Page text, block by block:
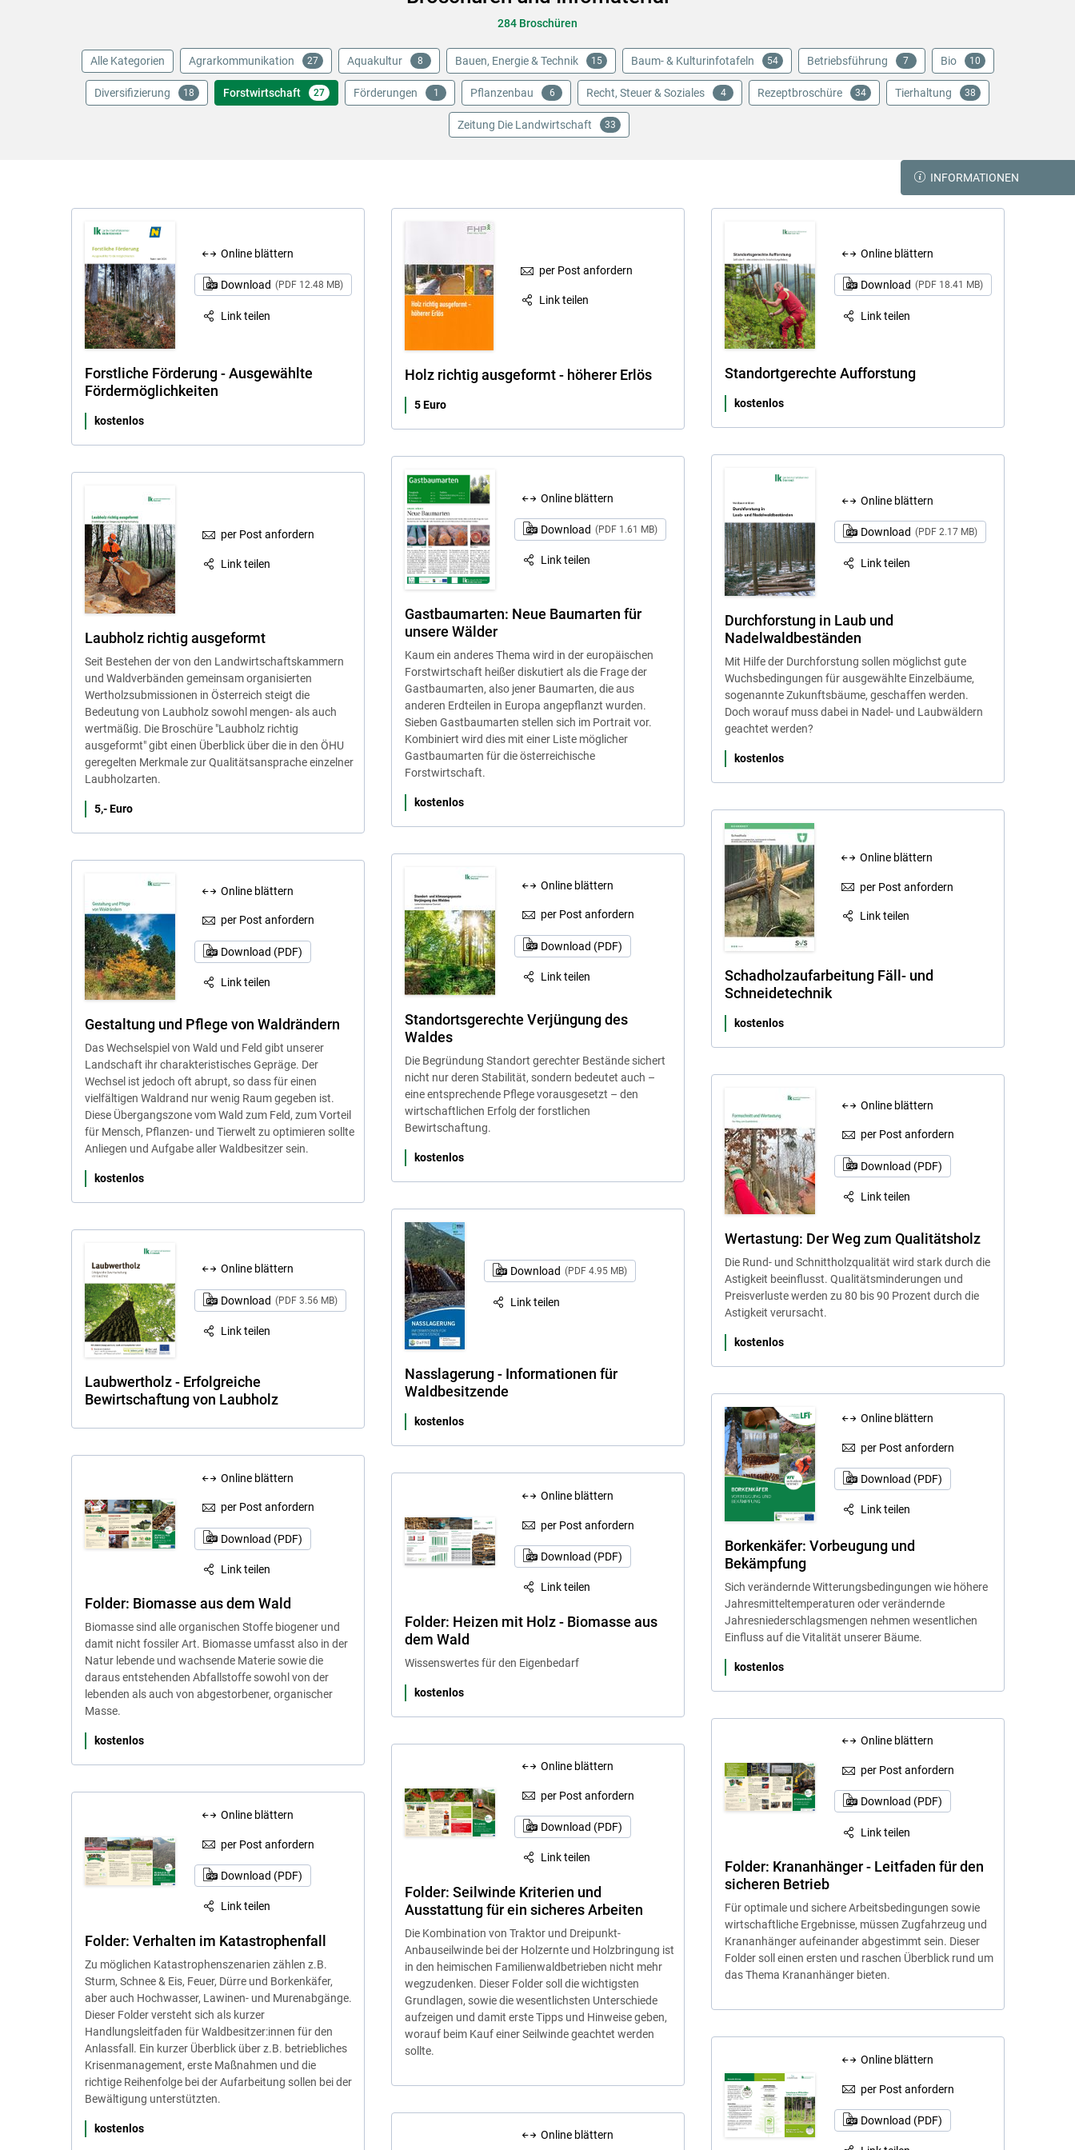
Skip to main content
284 Broschüren
Alle Kategorien Agrarkommunikation 27 Aquakultur 8 Bauen, Energie & Technik 15 Baum- & Kulturinfotafeln 54 Betriebsführung 7 Bio 10
Diversifizierung 18 Forstwirtschaft 27 Förderungen 1 Pflanzenbau 6 Recht, Steuer & Soziales 4 Rezeptbroschüre 34 Tierhaltung 38
Zeitung Die Landwirtschaft 33
INFORMATIONEN
Online blättern
Download (PDF 12.48 MB)
Link teilen
Forstliche Förderung - Ausgewählte
Fördermöglichkeiten
kostenlos
per Post anfordern
Link teilen
Holz richtig ausgeformt - höherer Erlös
5 Euro
Online blättern
Download (PDF 18.41 MB)
Link teilen
Standortgerechte Aufforstung
kostenlos
Online blättern
Download (PDF 2.17 MB)
Link teilen
Durchforstung in Laub und
Nadelwaldbeständen
Mit Hilfe der Durchforstung sollen möglichst gute
Wuchsbedingungen für ausgewählte Einzelbäume,
sogenannte Zukunftsbäume, geschaffen werden.
Doch worauf muss dabei in Nadel- und Laubwäldern
geachtet werden?
kostenlos
Online blättern
Download (PDF 1.61 MB)
Link teilen
Gastbaumarten: Neue Baumarten für
unsere Wälder
Kaum ein anderes Thema wird in der europäischen
Forstwirtschaft heißer diskutiert als die Frage der
Gastbaumarten, also jener Baumarten, die aus
anderen Erdteilen in Europa angepflanzt wurden.
Sieben Gastbaumarten stellen sich im Portrait vor.
Kombiniert wird dies mit einer Liste möglicher
Gastbaumarten für die österreichische
Forstwirtschaft.
kostenlos
per Post anfordern
Link teilen
Laubholz richtig ausgeformt
Seit Bestehen der von den Landwirtschaftskammern
und Waldverbänden gemeinsam organisierten
Wertholzsubmissionen in Österreich steigt die
Bedeutung von Laubholz sowohl mengen- als auch
wertmäßig. Die Broschüre "Laubholz richtig
ausgeformt" gibt einen Überblick über die in den ÖHU
geregelten Merkmale zur Qualitätsansprache einzelner
Laubholzarten.
5,- Euro
Online blättern
per Post anfordern
Link teilen
Schadholzaufarbeitung Fäll- und
Schneidetechnik
kostenlos
Online blättern
per Post anfordern
Download (PDF)
Link teilen
Standortsgerechte Verjüngung des
Waldes
Die Begründung Standort gerechter Bestände sichert
nicht nur deren Stabilität, sondern bedeutet auch –
eine entsprechende Pflege vorausgesetzt – den
wirtschaftlichen Erfolg der forstlichen
Bewirtschaftung.
kostenlos
Online blättern
per Post anfordern
Download (PDF)
Link teilen
Gestaltung und Pflege von Waldrändern
Das Wechselspiel von Wald und Feld gibt unserer
Landschaft ihr charakteristisches Gepräge. Der
Wechsel ist jedoch oft abrupt, so dass für einen
vielfältigen Waldrand nur wenig Raum gegeben ist.
Diese Übergangszone vom Wald zum Feld, zum Vorteil
für Mensch, Pflanzen- und Tierwelt zu optimieren sollte
Anliegen und Aufgabe aller Waldbesitzer sein.
kostenlos
Online blättern
per Post anfordern
Download (PDF)
Link teilen
Wertastung: Der Weg zum Qualitätsholz
Die Rund- und Schnittholzqualität wird stark durch die
Astigkeit beeinflusst. Qualitätsminderungen und
Preisverluste werden zu 80 bis 90 Prozent durch die
Astigkeit verursacht.
kostenlos
Download (PDF 4.95 MB)
Link teilen
Nasslagerung - Informationen für
Waldbesitzende
kostenlos
Online blättern
Download (PDF 3.56 MB)
Link teilen
Laubwertholz - Erfolgreiche
Bewirtschaftung von Laubholz
Online blättern
per Post anfordern
Download (PDF)
Link teilen
Borkenkäfer: Vorbeugung und
Bekämpfung
Sich verändernde Witterungsbedingungen wie höhere
Jahresmitteltemperaturen oder verändernde
Jahresniederschlagsmengen nehmen wesentlichen
Einfluss auf die Vitalität unserer Bäume.
kostenlos
Online blättern
per Post anfordern
Download (PDF)
Link teilen
Folder: Biomasse aus dem Wald
Biomasse sind alle organischen Stoffe biogener und
damit nicht fossiler Art. Biomasse umfasst also in der
Natur lebende und wachsende Materie sowie die
daraus entstehenden Abfallstoffe sowohl von der
lebenden als auch von abgestorbener, organischer
Masse.
kostenlos
Online blättern
per Post anfordern
Download (PDF)
Link teilen
Folder: Heizen mit Holz - Biomasse aus
dem Wald
Wissenswertes für den Eigenbedarf
kostenlos
Online blättern
per Post anfordern
Download (PDF)
Link teilen
Folder: Krananhänger - Leitfaden für den
sicheren Betrieb
Für optimale und sichere Arbeitsbedingungen sowie
wirtschaftliche Ergebnisse, müssen Zugfahrzeug und
Krananhänger aufeinander abgestimmt sein. Dieser
Folder soll einen ersten und raschen Überblick rund um
das Thema Krananhänger bieten.
Online blättern
per Post anfordern
Download (PDF)
Link teilen
Folder: Seilwinde Kriterien und
Ausstattung für ein sicheres Arbeiten
Die Kombination von Traktor und Dreipunkt-
Anbauseilwinde bei der Holzernte und Holzbringung ist
in den heimischen Familienwaldbetrieben nicht mehr
wegzudenken. Dieser Folder soll die wichtigsten
Grundlagen, sowie die wesentlichsten Unterschiede
aufzeigen und damit erste Tipps und Hinweise geben,
worauf beim Kauf einer Seilwinde geachtet werden
sollte.
Online blättern
per Post anfordern
Download (PDF)
Link teilen
Folder: Verhalten im Katastrophenfall
Zu möglichen Katastrophenszenarien zählen z.B.
Sturm, Schnee & Eis, Feuer, Dürre und Borkenkäfer,
aber auch Hochwasser, Lawinen- und Murenabgänge.
Dieser Folder versteht sich als kurzer
Handlungsleitfaden für Waldbesitzer:innen für den
Anlassfall. Ein kurzer Überblick über z.B. betriebliches
Krisenmanagement, erste Maßnahmen und die
richtige Reihenfolge bei der Aufarbeitung sollen bei der
Bewältigung unterstützten.
kostenlos
Online blättern
per Post anfordern
Download (PDF)
Online blättern